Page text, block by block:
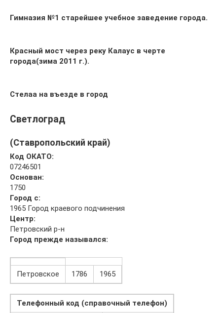
Гимназия №1 старейшее учебное заведение города.
Красный мост через реку Калаус в черте
города(зима 2011 г.).
Стелаа на въезде в город
Светлоград
(Ставропольский край)
Код ОКАТО:
07246501
Основан:
1750
Город с:
1965 Город краевого подчинения
Центр:
Петровский р-н
Город прежде назывался:
Петровское 1786 1965
Телефонный код (справочный телефон)